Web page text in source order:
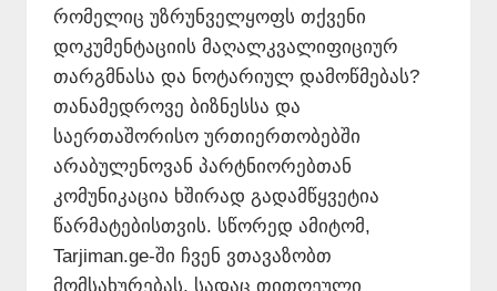
რომელიც უზრუნველყოფს თქვენი
დოკუმენტაციის მაღალკვალიფიციურ
თარგმნასა და ნოტარიულ დამოწმებას?
თანამედროვე ბიზნესსა და
საერთაშორისო ურთიერთობებში
არაბულენოვან პარტნიორებთან
კომუნიკაცია ხშირად გადამწყვეტია
წარმატებისთვის. სწორედ ამიტომ,
Tarjiman.ge-ში ჩვენ ვთავაზობთ
მომსახურებას, სადაც თითოეული